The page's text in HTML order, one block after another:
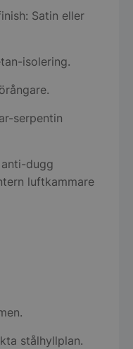
Satin eller
isolering.
serpentin
dugg
luftkammare
stålhyllplan.